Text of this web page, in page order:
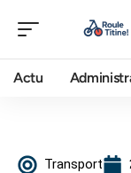
Actu
Transport